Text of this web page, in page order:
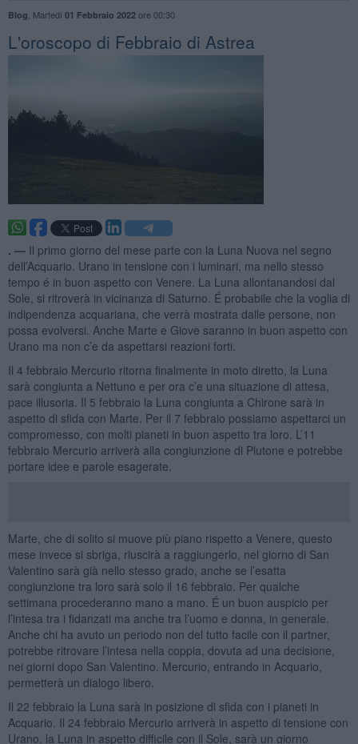
Blog Martedì 01 Febbraio 2022ore 00:30
L'oroscopo di Febbraio di Astrea
. — Il primo giorno del mese parte con la Luna Nuova nel segno
dell’Acquario. Urano in tensione con i luminari, ma nello stesso
tempo é in buon aspetto con Venere. La Luna allontanandosi dal
Sole, si ritroverà in vicinanza di Saturno. É probabile che la voglia di
indipendenza acquariana, che verrà mostrata dalle persone, non
possa evolversi. Anche Marte e Giove saranno in buon aspetto con
Urano ma non c’e da aspettarsi reazioni forti.
Il 4 febbraio Mercurio ritorna finalmente in moto diretto, la Luna
sarà congiunta a Nettuno e per ora c’e una situazione di attesa,
pace illusoria. Il 5 febbraio la Luna congiunta a Chirone sarà in
aspetto di sfida con Marte. Per il 7 febbraio possiamo aspettarci un
compromesso, con molti pianeti in buon aspetto tra loro. L’11
febbraio Mercurio arriverà alla congiunzione di Plutone e potrebbe
portare idee e parole esagerate.
Marte, che di solito si muove più piano rispetto a Venere, questo
mese invece si sbriga, riuscirà a raggiungerlo, nel giorno di San
Valentino sarà già nello stesso grado, anche se l’esatta
congiunzione tra loro sarà solo il 16 febbraio. Per qualche
settimana procederanno mano a mano. É un buon auspicio per
l’intesa tra i fidanzati ma anche tra l’uomo e donna, in generale.
Anche chi ha avuto un periodo non del tutto facile con il partner,
potrebbe ritrovare l’intesa nella coppia, dovuta ad una decisione,
nei giorni dopo San Valentino. Mercurio, entrando in Acquario,
permetterà un dialogo libero.
Il 22 febbraio la Luna sarà in posizione di sfida con i pianeti in
Acquario. Il 24 febbraio Mercurio arriverà in aspetto di tensione con
Urano, la Luna in aspetto difficile con il Sole, sarà un giorno